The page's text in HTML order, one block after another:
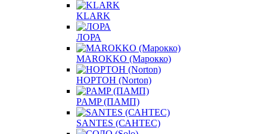
KLARK
ЛОРА
MAROKKO (Марокко)
НОРТОН (Norton)
PAMP (ПАМП)
SANTES (САНТЕС)